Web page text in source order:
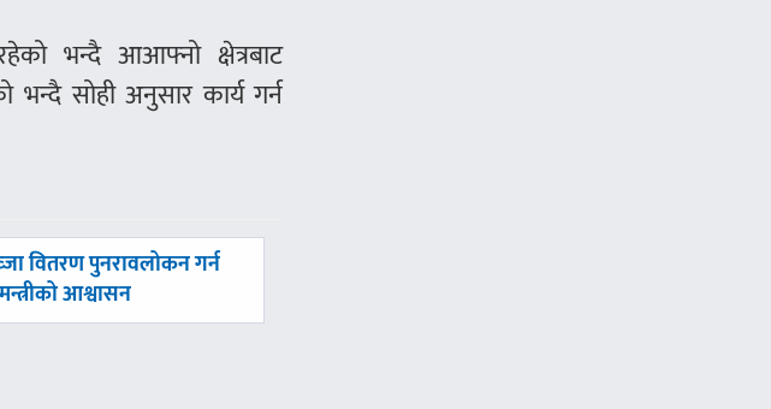
भन्दै आआफ्नो क्षेत्रबाट
भन्दै सोही अनुसार कार्य गर्न
वितरण पुनरावलोकन गर्न
आश्वासन